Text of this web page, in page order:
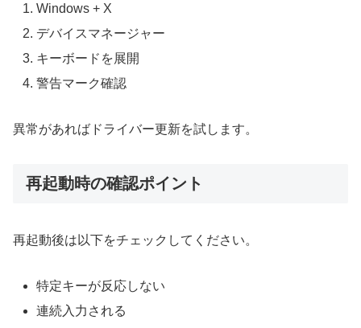
Windows + X
デバイスマネージャー
キーボードを展開
警告マーク確認
異常があればドライバー更新を試します。
再起動時の確認ポイント
再起動後は以下をチェックしてください。
特定キーが反応しない
連続入力される